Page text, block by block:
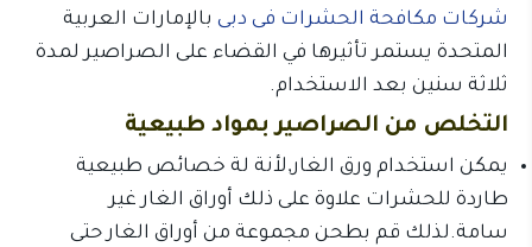
شركات مكافحة الحشرات فى دبى بالإمارات العربية
المتحدة يستمر تأثيرها في القضاء على الصراصير لمدة
ثلاثة سنين بعد الاستخدام.
التخلص من الصراصير بمواد طبيعية
يمكن استخدام ورق الغار,لأنة لة خصائص طبيعية
طاردة للحشرات علاوة على ذلك أوراق الغار غير
سامة.لذلك قم بطحن مجموعة من أوراق الغار حتى